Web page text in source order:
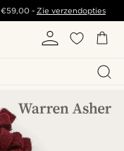
€59,00- Zie verzendopties